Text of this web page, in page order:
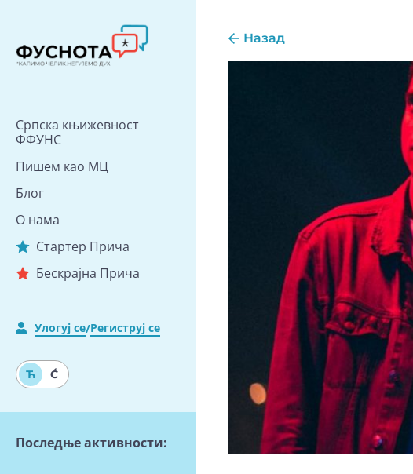
цонтент
Српска књижевност
ФФУНС
Пишем као МЦ
Блог
О нама
Стартер Прича
Бескрајна Прича
Улогуј се/Региструј се
Ћ Ć
Последње активности:
Назад